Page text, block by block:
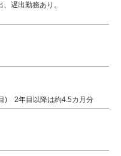
遅出勤務あり。
) 2年目以降は約4.5カ月分